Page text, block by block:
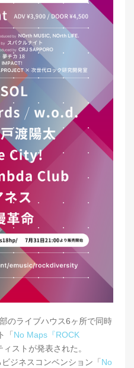
のライブハウス6ヶ所で同時
「 No Maps『ROCK
ィストが発表された。
ジネスコンベンション「 No